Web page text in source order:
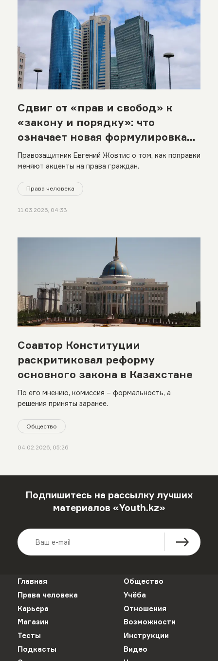
Сдвиг от «прав и свобод» к
«закону и порядку»: что
означает новая формулировка
Конституции
Правозащитник Евгений Жовтис о том, как поправки
меняют акценты на права граждан.
Права человека
11.03.2026, 04:33
Соавтор Конституции
раскритиковал реформу
основного закона в Казахстане
По его мнению, комиссия – формальность, а
решения приняты заранее.
Общество
04.02.2026, 05:26
Подпишитесь на рассылку лучших
материалов «Youth.kz»
Главная
Общество
Права человека
Учёба
Карьера
Отношения
Магазин
Возможности
Тесты
Инструкции
Подкасты
Видео